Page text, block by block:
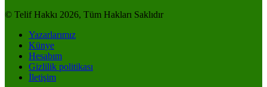
© Telif Hakkı 2026, Tüm Hakları Saklıdır
Yazarlarımız
Künye
Hesabım
Gizlilik politikası
İletişim